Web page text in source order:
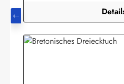
cm Kopfumfang
Bekleidungswerk